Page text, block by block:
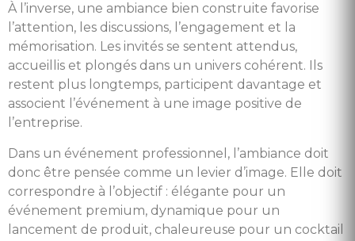
À l’inverse, une ambiance bien construite favorise
l’attention, les discussions, l’engagement et la
mémorisation. Les invités se sentent attendus,
accueillis et plongés dans un univers cohérent. Ils
restent plus longtemps, participent davantage et
associent l’événement à une image positive de
l’entreprise.
Dans un événement professionnel, l’ambiance doit
donc être pensée comme un levier d’image. Elle doit
correspondre à l’objectif : élégante pour un
événement premium, dynamique pour un
lancement de produit, chaleureuse pour un cocktail